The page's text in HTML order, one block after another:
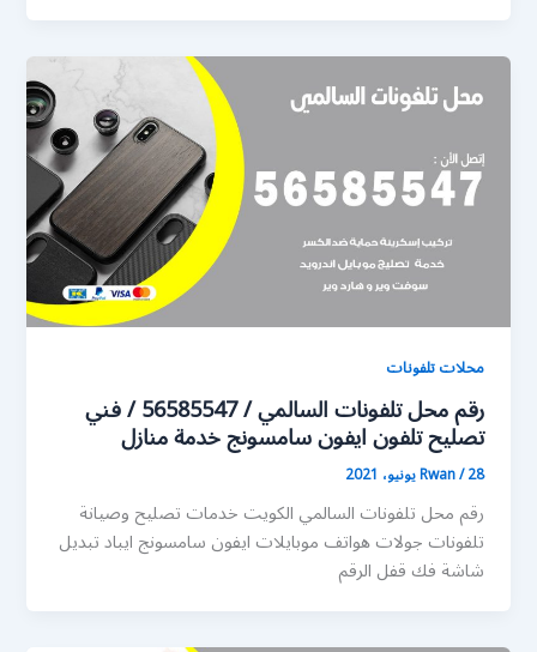
محلات تلفونات
رقم محل تلفونات السالمي / 56585547 / فني
تصليح تلفون ايفون سامسونج خدمة منازل
Rwan/28 يونيو، 2021
رقم محل تلفونات السالمي الكويت خدمات تصليح وصيانة
تلفونات جولات هواتف موبايلات ايفون سامسونج ايباد تبديل
شاشة فك قفل الرقم